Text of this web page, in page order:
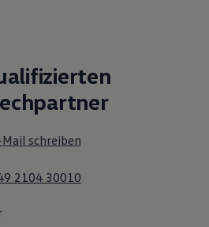
Mail schreiben
2104 30010